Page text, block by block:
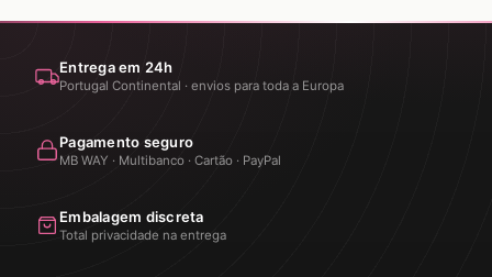
Entrega em 24h
Portugal Continental · envios para toda a Europa
Pagamento seguro
MB WAY · Multibanco · Cartão · PayPal
Embalagem discreta
Total privacidade na entrega